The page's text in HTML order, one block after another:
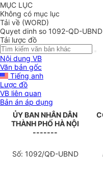
MỤC LỤC
Không có mục lục
Tải về (WORD)
Quyet dinh so 1092-QD-
Tải lược đồ
Nội dung VB
Văn bản gốc
Tiếng anh
Lược đồ
VB liên quan
Bản án áp dụng
ỦYBAN NHÂN DÂN
THÀNH PHỐHÀ NỘI
-------
Số: 1092/QĐ-UBND